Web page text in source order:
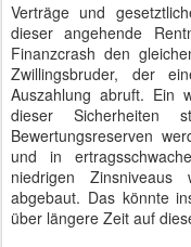
Verträge und
dieser angehende
Finanzcrash den
Zwillingsbruder, der
Auszahlung abruft. Ein
dieser Sicherheiten
Bewertungsreserven
und in
niedrigen Zinsniveaus
abgebaut. Das könnte
über längere Zeit auf